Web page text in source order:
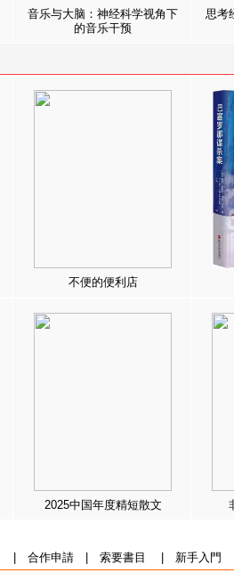
音乐与大脑：神经科学视角下
的音乐干预
思考
不便的便利店
2025中国年度精短散文
合作申請| 索要書目 新手入門